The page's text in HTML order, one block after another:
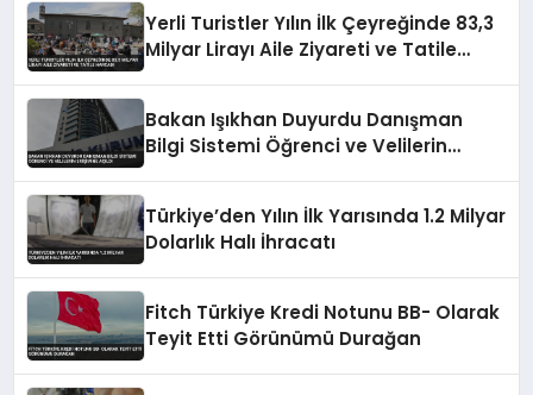
Yerli Turistler Yılın İlk Çeyreğinde 83,3
Milyar Lirayı Aile Ziyareti ve Tatile
Bakan Işıkhan Duyurdu Danışman
Bilgi Sistemi Öğrenci ve Velilerin
Türkiye’den Yılın İlk Yarısında 1.2 Milyar
Dolarlık Halı İhracatı
Fitch Türkiye Kredi Notunu BB- Olarak
Teyit Etti Görünümü Durağan